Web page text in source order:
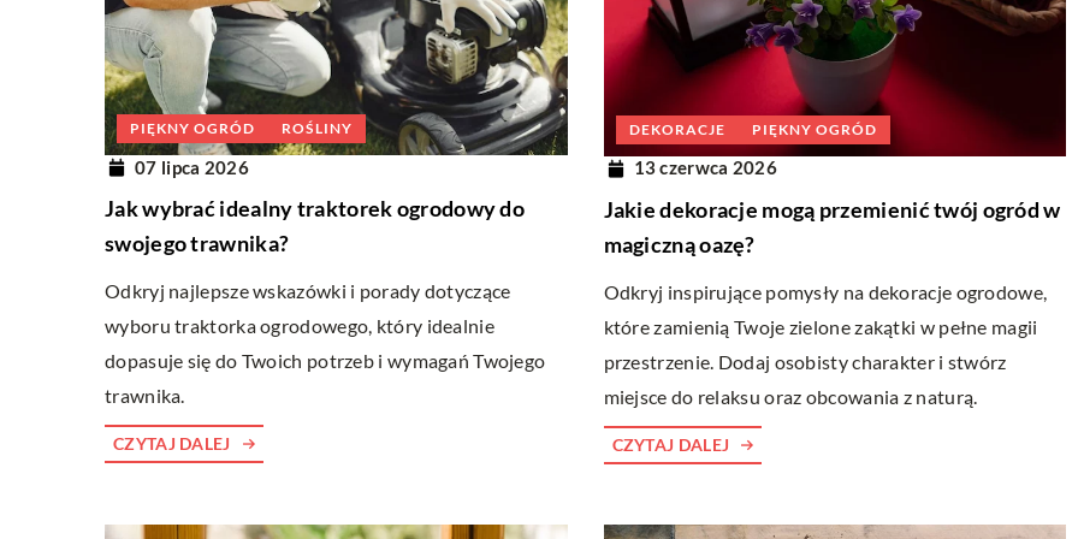
PIĘKNY OGRÓD ROŚLINY
07 lipca 2026
Jak wybrać idealny traktorek ogrodowy do
swojego trawnika?
Odkryj najlepsze wskazówki i porady dotyczące
wyboru traktorka ogrodowego, który idealnie
dopasuje się do Twoich potrzeb i wymagań Twojego
trawnika.
CZYTAJ DALEJ
DEKORACJE PIĘKNY OGRÓD
13 czerwca 2026
Jakie dekoracje mogą przemienić twój ogród w
magiczną oazę?
Odkryj inspirujące pomysły na dekoracje ogrodowe,
które zamienią Twoje zielone zakątki w pełne magii
przestrzenie. Dodaj osobisty charakter i stwórz
miejsce do relaksu oraz obcowania z naturą.
CZYTAJ DALEJ
WNĘTRZA
pościeli – przewodnik dla
wiedzieć o rodzajach, materiałach i
aby znaleźć tę idealną dla siebie.
SALON WNĘTRZA
05 kwietnia 2023
Nowoczesne lampy sufitowe – jakie mają
tylko zapewniają odpowiednią ilość światła,
ale także pełnią rolę dekoracyjną. W
dzisiejszych czasach, kiedy moda i design są na
porządku dziennym, coraz więcej osób stawia
na lampy sufitowe nowoczesne, które
INNE
15 marca 2026
Jakie cechy powinny mieć drzwi, aby
zapewnić maksymalne bezpieczeństwo
Twojego domu?
Dowiedz się, jakie elementy powinny mieć
drzwi, aby skutecznie chronić Twój dom
intruzami i jakie technologie mogą
zwiększyć bezpieczeństwo.